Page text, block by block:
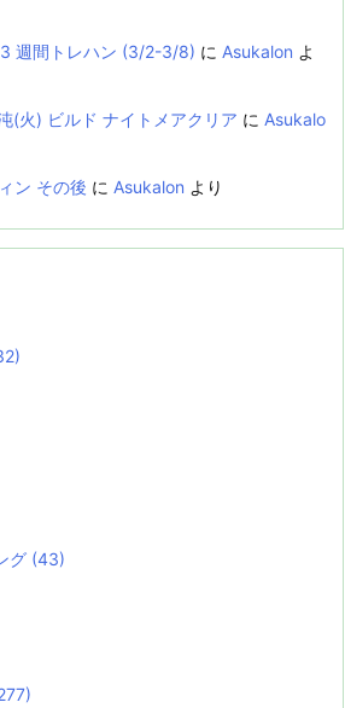
週間トレハン (3/2-3/8) に Asukalon よ
(火) ビルド ナイトメアクリア に Asukalo
ン その後 に Asukalon より
グ (43)